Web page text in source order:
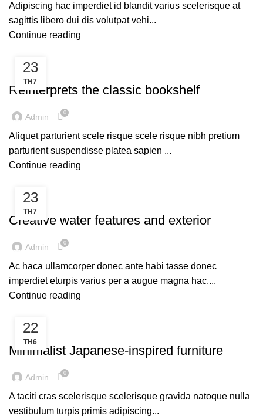
Adipiscing hac imperdiet id blandit varius scelerisque at
sagittis libero dui dis volutpat vehi...
Continue reading
23
TH7
DESIGN TRENDS
Reinterprets the classic bookshelf
Admin 0
Aliquet parturient scele risque scele risque nibh pretium
parturient suspendisse platea sapien ...
Continue reading
23
TH7
DECORATION
Creative water features and exterior
Admin 0
Ac haca ullamcorper donec ante habi tasse donec
imperdiet eturpis varius per a augue magna hac....
Continue reading
22
TH6
INSPIRATION
Minimalist Japanese-inspired furniture
Admin 0
A taciti cras scelerisque scelerisque gravida natoque nulla
vestibulum turpis primis adipiscing...